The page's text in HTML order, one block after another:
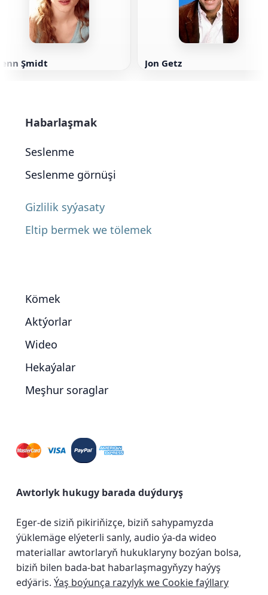
Şmidt Jon Getz
Habarlaşmak
Seslenme
Seslenme görnüşi
Gizlilik syýasaty
Eltip bermek we tölemek
Kömek
Aktýorlar
Wideo
Hekaýalar
Meşhur soraglar
Awtorlyk hukugy barada duýduryş
Eger-de siziň pikiriňizçe, biziň sahypamyzda
ýüklemäge elýeterli sanly, audio ýa-da wideo
materiallar awtorlaryň hukuklaryny bozýan bolsa,
biziň bilen bada-bat habarlaşmagyňyzy haýyş
edýäris. Ýaş boýunça razylyk we Cookie faýllary